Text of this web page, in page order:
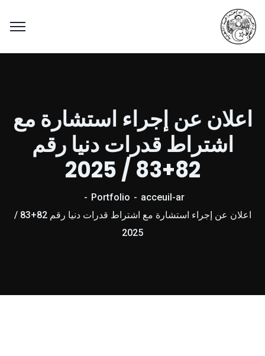
اعلان عن إجراء استشارة مع
اشتراط قدرات دنيا رقم
82+83 / 2025
acceuil-ar
Portfolio
اعلان عن إجراء استشارة مع اشتراط قدرات دنيا رقم 82+83 /
2025